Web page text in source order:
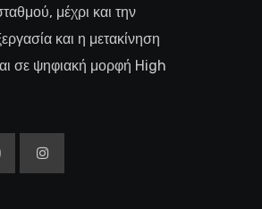
μέχρι και την
και η μετακίνηση
σε ψηφιακή μορφή High